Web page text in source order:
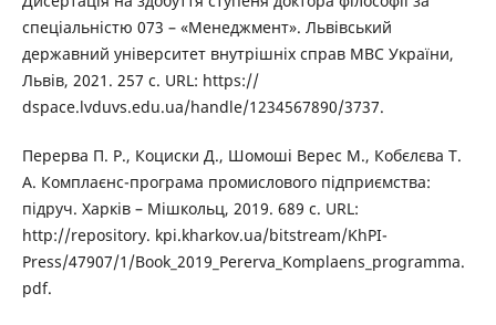
спеціальністю 073 – «Менеджмент». Львівський
державний університет внутрішніх справ МВС України,
Львів, 2021. 257 с. URL: https://
dspace.lvduvs.edu.ua/handle/1234567890/3737.
Перерва П. Р., Коциски Д., Шомоші Верес М., Кобєлєва Т.
А. Комплаєнс-програма промислового підприємства:
підруч. Харків – Мішкольц, 2019. 689 с. URL:
http://repository. kpi.kharkov.ua/bitstream/KhPI-
Press/47907/1/Book_2019_Pererva_Komplaens_programma.
pdf.